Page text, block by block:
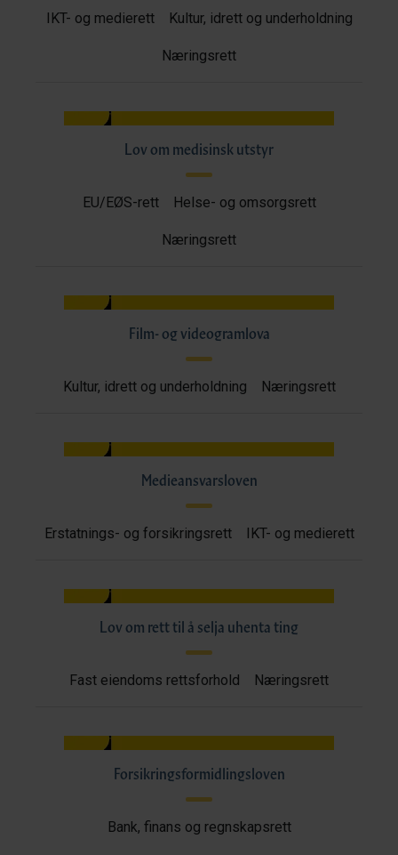
IKT- og medierett Kultur, idrett og underholdning
Næringsrett
Lov om medisinsk utstyr
EU/EØS-rett Helse- og omsorgsrett
Næringsrett
Film- og videogramlova
Kultur, idrett og underholdning Næringsrett
Medieansvarsloven
Erstatnings- og forsikringsrett IKT- og medierett
Lov om rett til å selja uhenta ting
Fast eiendoms rettsforhold Næringsrett
Forsikringsformidlingsloven
Bank, finans og regnskapsrett